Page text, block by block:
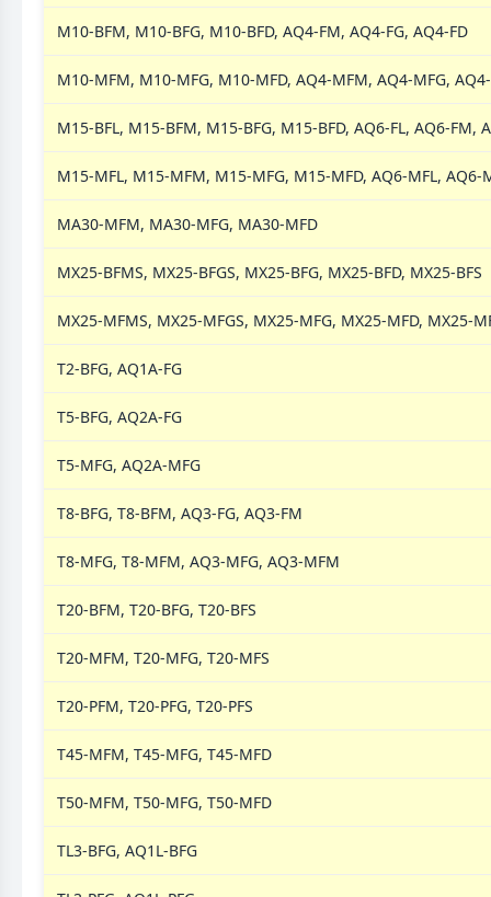
M10-BFM, M10-BFG, M10-BFD, AQ4-FM, AQ4-FG, AQ4-FD
M10-MFM, M10-MFG, M10-MFD, AQ4-MFM, AQ4-MFG,
M15-BFL, M15-BFM, M15-BFG, M15-BFD, AQ6-FL, AQ6-FM,
M15-MFL, M15-MFM, M15-MFG, M15-MFD, AQ6-MFL, AQ6-
MA30-MFM, MA30-MFG, MA30-MFD
MX25-BFMS, MX25-BFGS, MX25-BFG, MX25-BFD, MX25-BFS
MX25-MFMS, MX25-MFGS, MX25-MFG, MX25-MFD, MX25-
T2-BFG, AQ1A-FG
T5-BFG, AQ2A-FG
T5-MFG, AQ2A-MFG
T8-BFG, T8-BFM, AQ3-FG, AQ3-FM
T8-MFG, T8-MFM, AQ3-MFG, AQ3-MFM
T20-BFM, T20-BFG, T20-BFS
T20-MFM, T20-MFG, T20-MFS
T20-PFM, T20-PFG, T20-PFS
T45-MFM, T45-MFG, T45-MFD
T50-MFM, T50-MFG, T50-MFD
TL3-BFG, AQ1L-BFG